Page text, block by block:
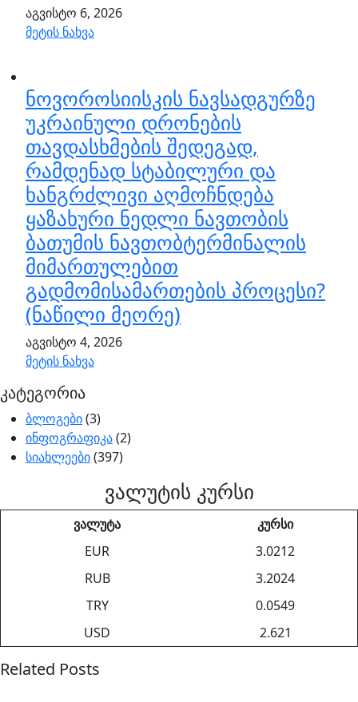
აგვისტო 6, 2026
მეტის ნახვა
ნოვოროსიისკის ნავსადგურზე
უკრაინული დრონების
თავდასხმების შედეგად,
რამდენად სტაბილური და
ხანგრძლივი აღმოჩნდება
ყაზახური ნედლი ნავთობის
ბათუმის ნავთობტერმინალის
მიმართულებით
გადმომისამართების პროცესი?
(ნაწილი მეორე)
აგვისტო 4, 2026
მეტის ნახვა
კატეგორია
ბლოგები(3)
ინფოგრაფიკა(2)
სიახლეები(397)
ვალუტის კურსი
ვალუტა
კურსი
EUR
3.0212
RUB
3.2024
TRY
0.0549
USD
2.621
Related Posts